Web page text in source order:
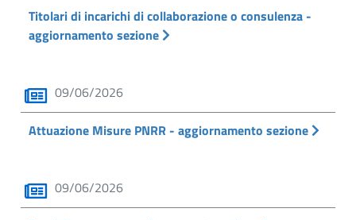
Titolari di incarichi di collaborazione o consulenza -
aggiornamento sezione
09/06/2026
Attuazione Misure PNRR - aggiornamento sezione
09/06/2026